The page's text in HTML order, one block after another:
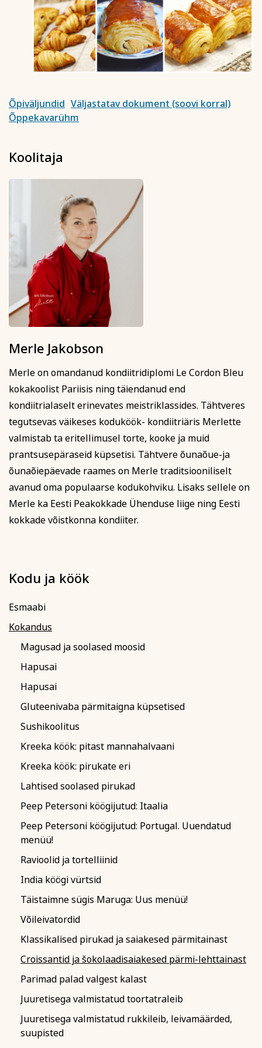
Õpiväljundid Väljastatav dokument (soovi korral)
Õppekavarühm
Koolitaja
Merle Jakobson
Merle on omandanud kondiitridiplomi Le Cordon Bleu
kokakoolist Pariisis ning täiendanud end
kondiitrialaselt erinevates meistriklassides. Tähtveres
tegutsevas väikeses koduköök- kondiitriäris Merlette
valmistab ta eritellimusel torte, kooke ja muid
prantsusepäraseid küpsetisi. Tähtvere õunaõue-ja
õunaõiepäevade raames on Merle traditsiooniliselt
avanud oma populaarse kodukohviku. Lisaks sellele on
Merle ka Eesti Peakokkade Ühenduse liige ning Eesti
kokkade võistkonna kondiiter.
Kodu ja köök
Esmaabi
Kokandus
Magusad ja soolased moosid
Hapusai
Hapusai
Gluteenivaba pärmitaigna küpsetised
Sushikoolitus
Kreeka köök: pitast mannahalvaani
Kreeka köök: pirukate eri
Lahtised soolased pirukad
Peep Petersoni köögijutud: Itaalia
Peep Petersoni köögijutud: Portugal. Uuendatud
menüü!
Ravioolid ja tortelliinid
India köögi vürtsid
Täistaimne sügis Maruga: Uus menüü!
Võileivatordid
Klassikalised pirukad ja saiakesed pärmitainast
Croissantid ja šokolaadisaiakesed pärmi-lehttainast
Parimad palad valgest kalast
Juuretisega valmistatud toortatraleib
Juuretisega valmistatud rukkileib, leivamäärded,
suupisted
arve kuulub tasumisele.
Koolituse ärajäämisel teavitatakse registreerunuid
sellest viivitamatult. Õppetasu tagastatakse või soovi
korral kantakse üle mõnele teisele koolitusele.
Tutvu õppetöö korraldusega lähemalt siin
Kinnitan, et olen tutvunud ja nõustun õppetöö
korraldusega, privaatsuspoliitikaga ja nõustun
esitatud andmete kasutamisega koolituse
läbiviimise eesmärgil.
Soovin saada rahvaülikooli uudiskirja
Registreerin